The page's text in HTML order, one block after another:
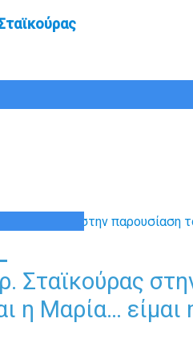
Σταϊκούρας
Σταϊκούρας
η Μαρία…